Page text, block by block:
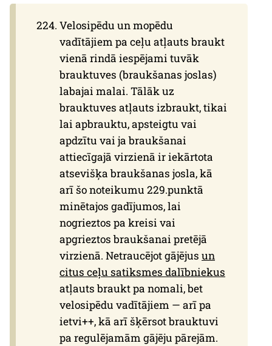
Velosipēdu un mopēdu
vadītājiem pa ceļu atļauts braukt
vienā rindā iespējami tuvāk
brauktuves (braukšanas joslas)
labajai malai. Tālāk uz
brauktuves atļauts izbraukt, tikai
lai apbrauktu, apsteigtu vai
apdzītu vai ja braukšanai
attiecīgajā virzienā ir iekārtota
atsevišķa braukšanas josla, kā
arī šo noteikumu 229.punktā
minētajos gadījumos, lai
nogrieztos pa kreisi vai
apgrieztos braukšanai pretējā
virzienā. Netraucējot gājējus un
citus ceļu satiksmes dalībniekus
atļauts braukt pa nomali, bet
velosipēdu vadītājiem — arī pa
ietvi++, kā arī šķērsot brauktuvi
pa regulējamām gājēju pārejām.